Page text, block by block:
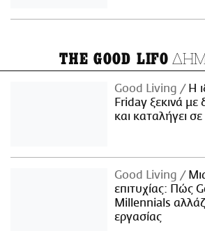
THE GOOD LIFO
Good Living
Η
Friday ξεκινά με
και καταλήγει
Good Living
επιτυχίας: Πώς
Millennials
εργασίας